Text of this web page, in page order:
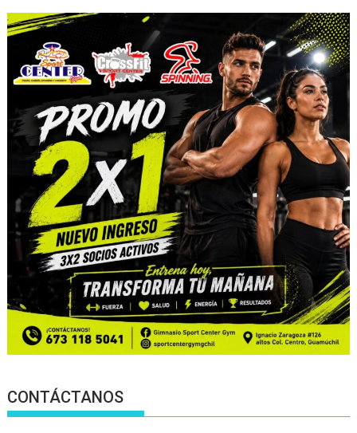
CONTÁCTANOS